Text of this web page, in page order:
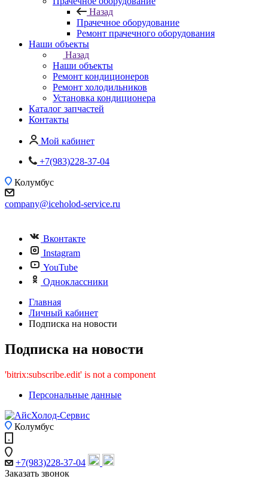
Назад
Прачечное оборудование
Ремонт прачечного оборудования
Наши объекты
Назад
Наши объекты
Ремонт кондиционеров
Ремонт холодильников
Установка кондиционера
Каталог запчастей
Контакты
Мой кабинет
+7(983)228-37-04
Колумбус
company@iceholod-service.ru
Вконтакте
Instagram
YouTube
Одноклассники
Главная
Личный кабинет
Подписка на новости
Подписка на новости
'bitrix:subscribe.edit' is not a component
Персональные данные
Колумбус
+7(983)228-37-04
Заказать звонок